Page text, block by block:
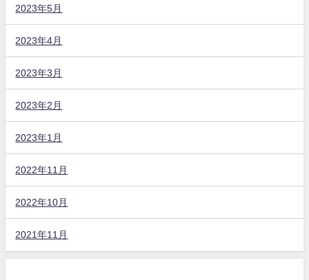
2023年5月
2023年4月
2023年3月
2023年2月
2023年1月
2022年11月
2022年10月
2021年11月